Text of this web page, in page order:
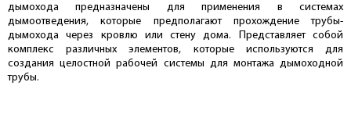
дымохода предназначены для применения в системах
дымоотведения, которые предполагают прохождение трубы-
дымохода через кровлю или стену дома. Представляет собой
комплекс различных элементов, которые используются для
создания целостной рабочей системы для монтажа дымоходной
трубы.